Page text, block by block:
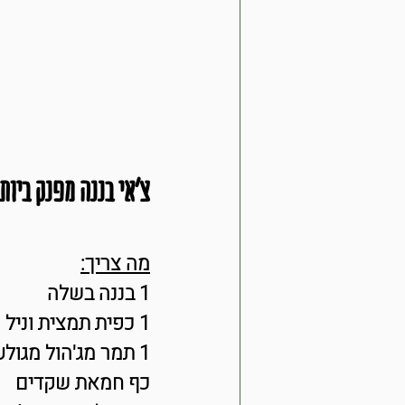
צ'אי בננה מפנק
מה צריך:
1 בננה בשלה
1 כפית תמצית וניל
1 תמר מג'הול מגולען
כף חמאת שקדים